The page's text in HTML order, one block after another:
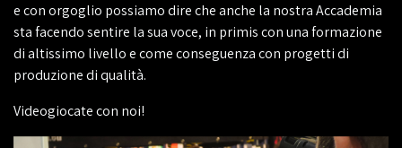
e con orgoglio possiamo dire che anche la nostra Accademia
sta facendo sentire la sua voce, in primis con una formazione
di altissimo livello e come conseguenza con progetti di
produzione di qualità.
Videogiocate con noi!